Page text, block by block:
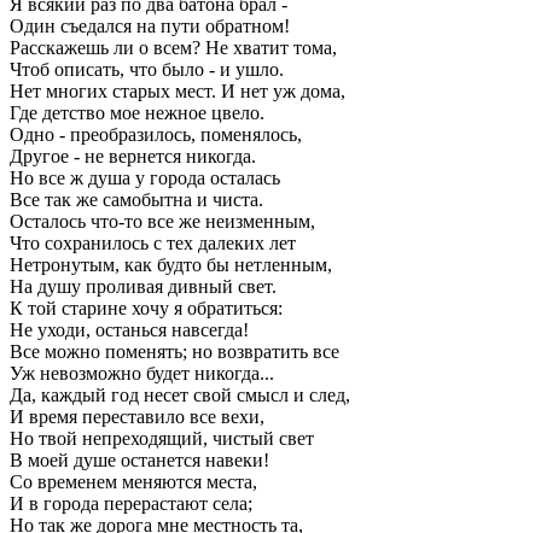
Один съедался на пути обратном!
Расскажешь ли о всем? Не хватит тома,
Чтоб описать, что было - и ушло.
Нет многих старых мест. И нет уж дома,
Где детство мое нежное цвело.
Одно - преобразилось, поменялось,
Другое - не вернется никогда.
Но все ж душа у города осталась
Все так же самобытна и чиста.
Осталось что-то все же неизменным,
Что сохранилось с тех далеких лет
Нетронутым, как будто бы нетленным,
На душу проливая дивный свет.
К той старине хочу я обратиться:
Не уходи, останься навсегда!
Все можно поменять; но возвратить все
Уж невозможно будет никогда...
Да, каждый год несет свой смысл и след,
И время переставило все вехи,
Но твой непреходящий, чистый свет
В моей душе останется навеки!
Со временем меняются места,
И в города перерастают села;
Но так же дорога мне местность та,